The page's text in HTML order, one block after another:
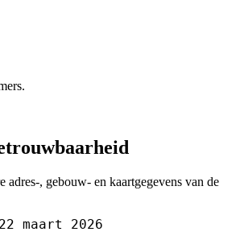
adres-, gebouw- en kaartgegevens van de
maart 2026